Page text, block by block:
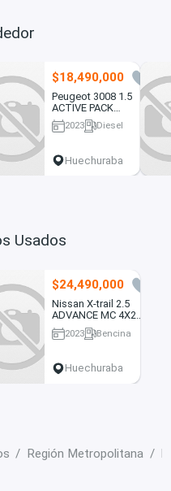
$18,490,000
0
Peugeot 3008 1.5
ACTIVE PACK
BLUEHDI 130 4X2
MT6 5P 2023
2023
Diesel
Huechuraba
Usados
$24,490,000
Nissan X-trail 2.5
ADVANCE MC 4X2
CVT AT 5P 2023
2023
Bencina
Huechuraba
Región Metropolitana